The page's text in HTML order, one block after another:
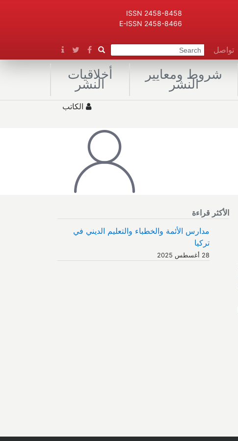
ISSN 2458-8458
E-ISSN 2458-8466
تواصل
شروط ومعايير
النشر
أخلاقيات
النشر
الكاتب
الأكثر قراءة
مدارس الأئمة والخطباء والتعليم الديني في
تركيا
28 أغسطس 2025